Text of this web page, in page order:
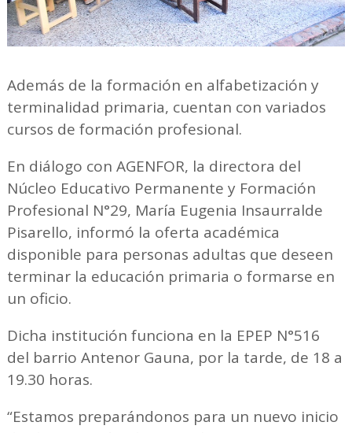
Además de la formación en alfabetización y
terminalidad primaria, cuentan con variados
cursos de formación profesional.
En diálogo con AGENFOR, la directora del
Núcleo Educativo Permanente y Formación
Profesional N°29, María Eugenia Insaurralde
Pisarello, informó la oferta académica
disponible para personas adultas que deseen
terminar la educación primaria o formarse en
un oficio.
Dicha institución funciona en la EPEP N°516
del barrio Antenor Gauna, por la tarde, de 18 a
19.30 horas.
“Estamos preparándonos para un nuevo inicio